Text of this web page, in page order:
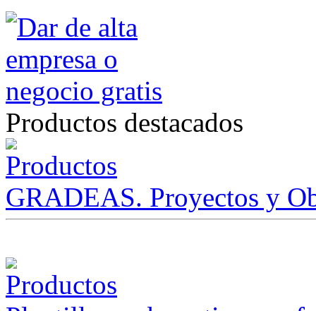
Productos destacados
GRADEAS. Proyectos y